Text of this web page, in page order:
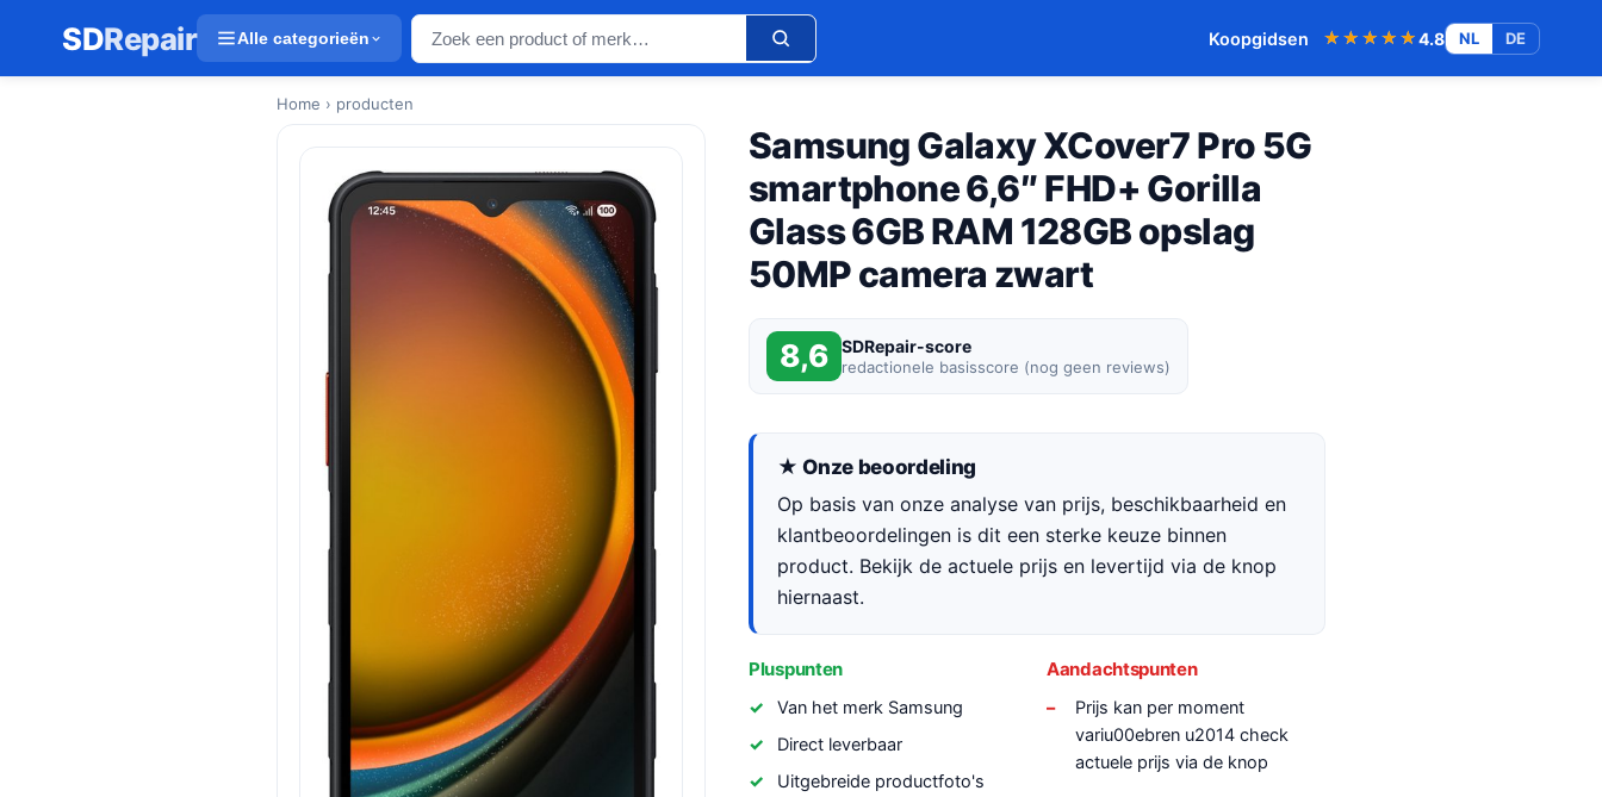
SDRepair Alle categorieën Koopgidsen ★★★★★
★★★★★4.8 NL DE
Home › producten
Samsung Galaxy XCover7 Pro 5G
smartphone 6,6″ FHD+ Gorilla
Glass 6GB RAM 128GB opslag
50MP camera zwart
8,6 SDRepair-score
redactionele basisscore (nog geen reviews)
★ Onze beoordeling
Op basis van onze analyse van prijs, beschikbaarheid en
klantbeoordelingen is dit een sterke keuze binnen
product. Bekijk de actuele prijs en levertijd via de knop
hiernaast.
Pluspunten
Van het merk Samsung
Direct leverbaar
Uitgebreide productfoto's
Aandachtspunten
Prijs kan per moment
variu00ebren u2014 check
actuele prijs via de knop